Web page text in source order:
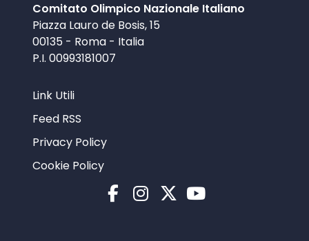
Comitato Olimpico Nazionale Italiano
Piazza Lauro de Bosis, 15
00135 - Roma - Italia
P.I. 00993181007
Link Utili
Feed RSS
Privacy Policy
Cookie Policy
Facebook
Instagram
X YouTube